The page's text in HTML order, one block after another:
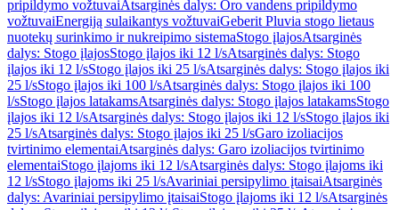
pripildymo vožtuvaiAtsarginės dalys: Oro vandens pripildymo
vožtuvaiEnergiją sulaikantys vožtuvaiGeberit Pluvia stogo lietaus
nuotekų surinkimo ir nukreipimo sistemaStogo įlajosAtsarginės
dalys: Stogo įlajosStogo įlajos iki 12 l/sAtsarginės dalys: Stogo
įlajos iki 12 l/sStogo įlajos iki 25 l/sAtsarginės dalys: Stogo įlajos iki
25 l/sStogo įlajos iki 100 l/sAtsarginės dalys: Stogo įlajos iki 100
l/sStogo įlajos latakamsAtsarginės dalys: Stogo įlajos latakamsStogo
įlajos iki 12 l/sAtsarginės dalys: Stogo įlajos iki 12 l/sStogo įlajos iki
25 l/sAtsarginės dalys: Stogo įlajos iki 25 l/sGaro izoliacijos
tvirtinimo elementaiAtsarginės dalys: Garo izoliacijos tvirtinimo
elementaiStogo įlajoms iki 12 l/sAtsarginės dalys: Stogo įlajoms iki
12 l/sStogo įlajoms iki 25 l/sAvariniai persipylimo įtaisaiAtsarginės
dalys: Avariniai persipylimo įtaisaiStogo įlajoms iki 12 l/sAtsarginės